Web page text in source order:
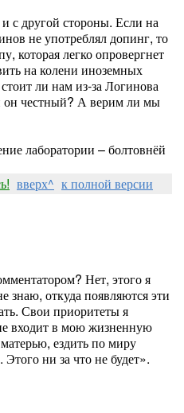
с другой стороны. Если на
не употреблял допинг, то
которая легко опровергнет
на колени иноземных
ли нам из-за Логинова
он честный? А верим ли мы
лаборатории – болтовнёй
вверх^ к полной версии
Нет, этого я
знаю, откуда появляются эти
Свои приоритеты я
входит в мою жизненную
ездить по миру
ни за что не будет».